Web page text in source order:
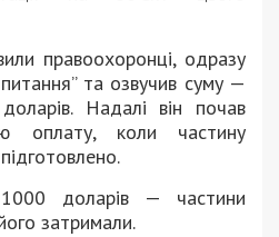
правоохоронці, одразу
та озвучив суму —
Надалі він почав
оплату, коли частину
доларів — частини
затримали.